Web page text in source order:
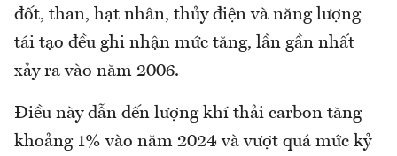
đốt, than, hạt nhân, thủy điện và năng lượng
tái tạo đều ghi nhận mức tăng, lần gần nhất
xảy ra vào năm 2006.
Điều này dẫn đến lượng khí thải carbon tăng
khoảng 1% vào năm 2024 và vượt quá mức kỷ